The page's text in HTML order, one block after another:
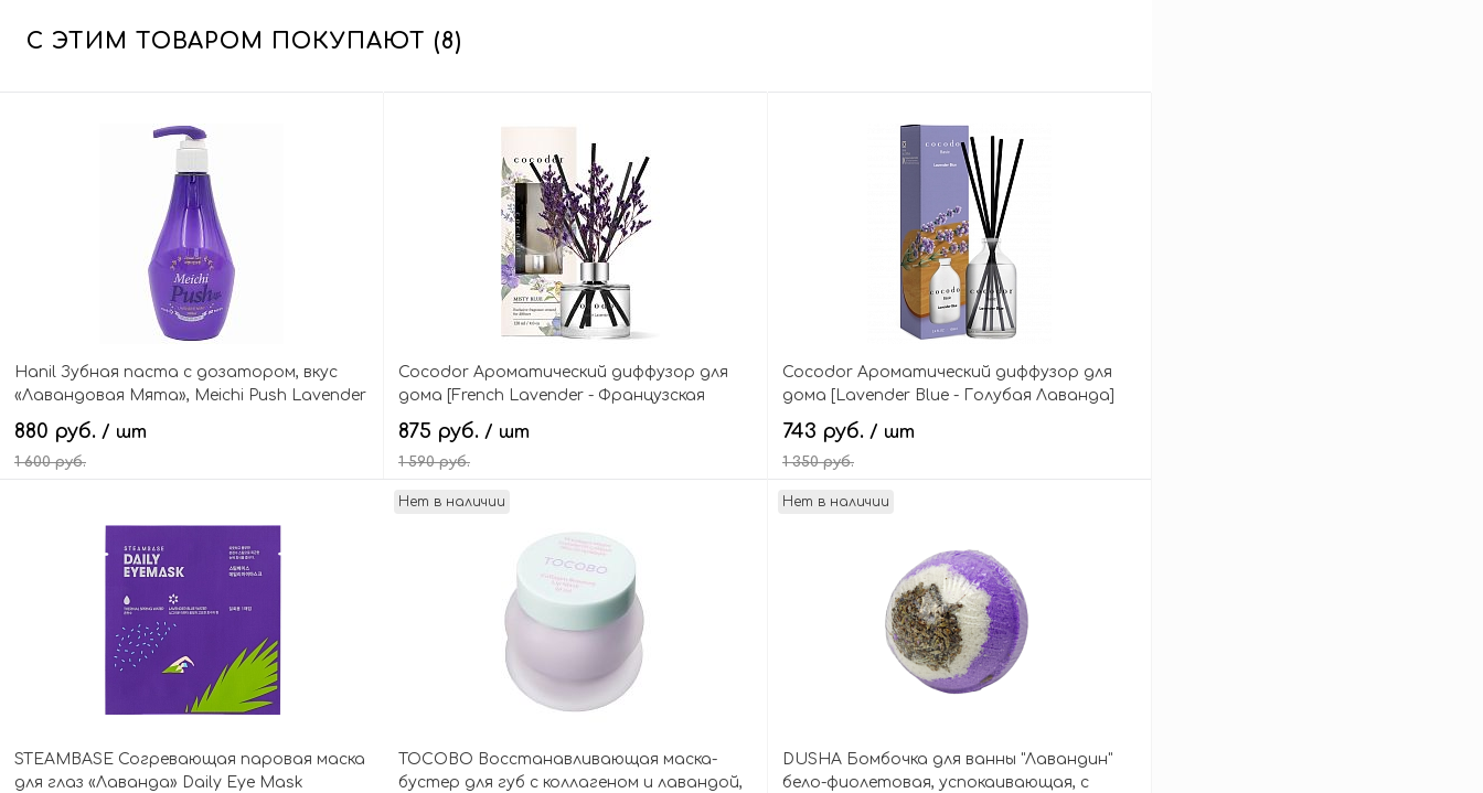
С ЭТИМ ТОВАРОМ ПОКУПАЮТ (8)
Hanil Зубная паста с дозатором, вкус
«Лавандовая Мята», Meichi Push Lavender
Mint Toothpaste
880 руб. / шт
1 600 руб.
В корзину
Cocodor Ароматический диффузор для
дома [French Lavender - Французская
Лаванда] Misty Blue Flower Diffuser
875 руб. / шт
1 590 руб.
Cocodor Ароматический диффузор для
дома [Lavender Blue - Голубая Лаванда]
Basic Reed Diffuser
743 руб. / шт
1 350 руб.
STEAMBASE Согревающая паровая маска
для глаз «Лаванда» Daily Eye Mask
Нет в наличии
TOCOBO Восстанавливающая маска-
бустер для губ с коллагеном и лавандой,
Нет в наличии
DUSHA Бомбочка для ванны "Лавандин"
бело-фиолетовая, успокаивающая, с